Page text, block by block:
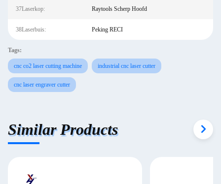
37Laserkop: Raytools Scherp Hoofd
38Laserbuis: Peking RECI
Tags:
cnc co2 laser cutting machine industrial cnc laser cutter
cnc laser engraver cutter
Similar Products